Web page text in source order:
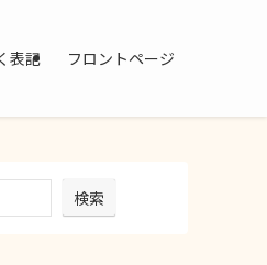
表記 フロントページ
検索